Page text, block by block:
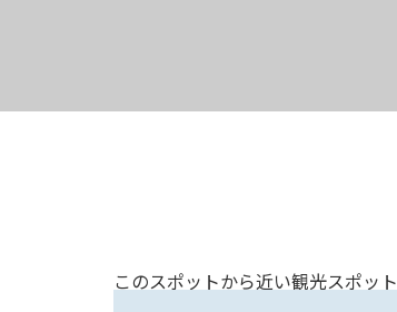
このスポットから近い観光スポット